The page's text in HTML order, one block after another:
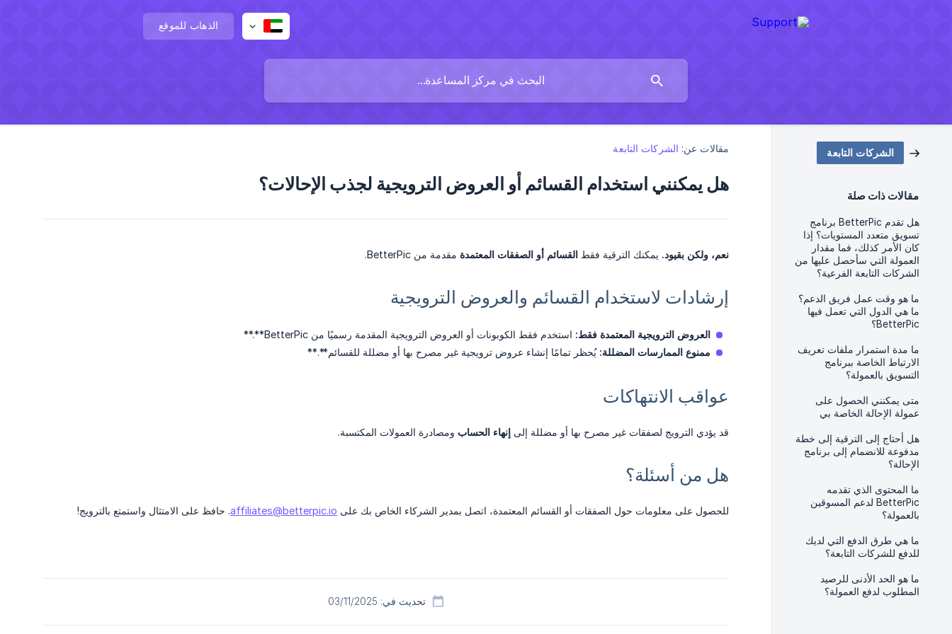
الذهاب للموقع
الشركات التابعة
مقالات ذات صلة
هل تقدم BetterPic برنامج
تسويق متعدد المستويات؟ إذا
كان الأمر كذلك، فما مقدار
العمولة التي سأحصل عليها من
الشركات التابعة الفرعية؟
ما هو وقت عمل فريق الدعم؟
ما هي الدول التي تعمل فيها
BetterPic؟
ما مدة استمرار ملفات تعريف
الارتباط الخاصة ببرنامج
التسويق بالعمولة؟
متى يمكنني الحصول على
عمولة الإحالة الخاصة بي
هل أحتاج إلى الترقية إلى خطة
مدفوعة للانضمام إلى برنامج
الإحالة؟
ما المحتوى الذي تقدمه
BetterPic لدعم المسوقين
بالعمولة؟
ما هي طرق الدفع التي لديك
للدفع للشركات التابعة؟
ما هو الحد الأدنى للرصيد
المطلوب لدفع العمولة؟
مقالات عن: الشركات التابعة
هل يمكنني استخدام القسائم أو العروض الترويجية لجذب الإحالات؟
نعم، ولكن بقيود. يمكنك الترقية فقط القسائم أو الصفقات المعتمدة مقدمة من BetterPic.
إرشادات لاستخدام القسائم والعروض الترويجية
العروض الترويجية المعتمدة فقط: استخدم فقط الكوبونات أو العروض الترويجية المقدمة رسميًا من BetterPic**.**
ممنوع الممارسات المضللة: يُحظر تمامًا إنشاء عروض ترويجية غير مصرح بها أو مضللة للقسائم**.**
عواقب الانتهاكات
قد يؤدي الترويج لصفقات غير مصرح بها أو مضللة إلى إنهاء الحساب ومصادرة العمولات المكتسبة.
هل من أسئلة؟
للحصول على معلومات حول الصفقات أو القسائم المعتمدة، اتصل بمدير الشركاء الخاص بك على affiliates@betterpic.io. حافظ على الامتثال واستمتع بالترويج!
تحديث في: 03/11/2025